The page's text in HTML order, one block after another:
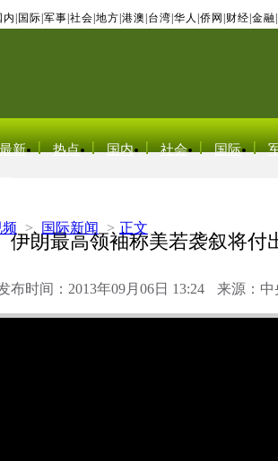
内 国际 军事 社会 地方 港澳 台湾 华人 侨网 财经 金融
最新 热点 国内 社会 国际
> 国际新闻 > 正文
伊朗最高领袖称美若袭叙将付
布时间：2013年09月06日 13:24 来源：中